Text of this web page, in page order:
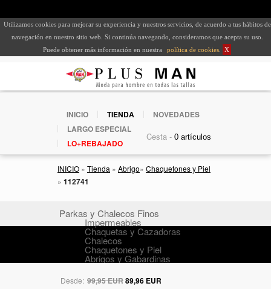
Utilizamos cookies para mejorar su experiencia y nuestros servicios, de acuerdo a tus hábitos de
navegación en nuestro sitio web. Si continúa navegando, consideramos que acepta su uso.
Puede obtener más información en nuestra
política de cookies X
INICIO TIENDA
NOVEDADES
LARGO ESPECIAL
LO+REBAJADO
Cesta -
INICIO » Tienda » Abrigo» Chaquetones y Piel
» 112741
Parkas y Chalecos Finos
Impermeables
Chaquetas y Cazadoras
Chalecos
Chaquetones y Piel
Abrigos y Gabardinas
Desde: 99,95 EUR89,96 EUR